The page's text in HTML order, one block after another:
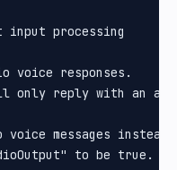
input processing
voice responses.
only reply with an
voice messages instead
to be true.